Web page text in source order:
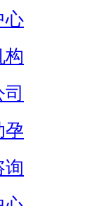
心
构
孕
询